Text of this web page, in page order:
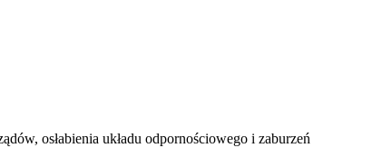
osłabienia układu odpornościowego i zaburzeń